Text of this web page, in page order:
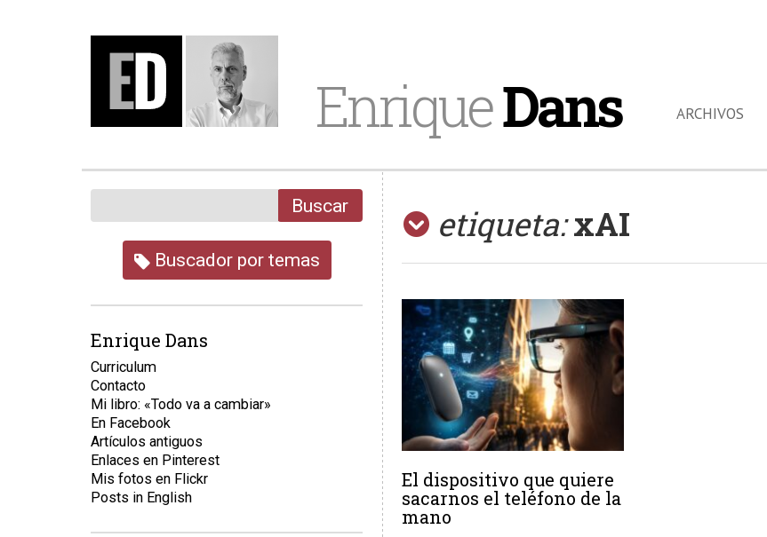
EnriqueDans ARCHIVOS
etiqueta: xAI
El dispositivo que quiere
sacarnos el teléfono de la
mano
Buscar
Buscador por temas
Enrique Dans
Curriculum
Contacto
Mi libro: «Todo va a cambiar»
En Facebook
Artículos antiguos
Enlaces en Pinterest
Mis fotos en Flickr
Posts in English